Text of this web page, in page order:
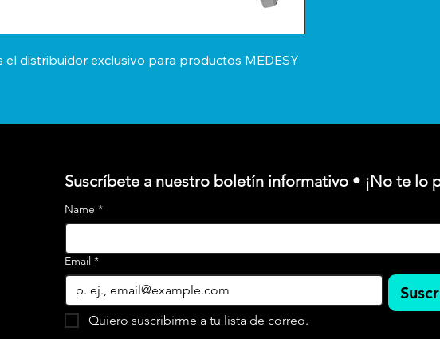
el distribuidor exclusivo para productos MEDESY
Suscríbete a nuestro boletín informativo • ¡No te lo
Name *
Email *
Quiero suscribirme a tu lista de correo.